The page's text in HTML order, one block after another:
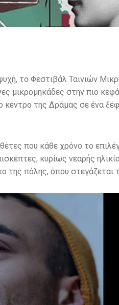
το Φεστιβάλ Ταινιών
μικρομηκάδες στην πιο
κέντρο της Δράμας σε ένα
που κάθε χρόνο το
κυρίως νεαρής
της πόλης, όπου στεγάζεται